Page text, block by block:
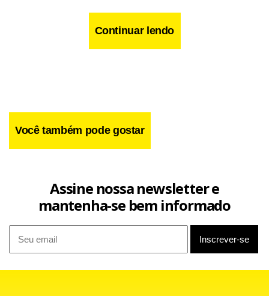
Se a proposta for aprovada, a empresa se compromete a
Continuar lendo
Você também pode gostar
Assine nossa newsletter e
mantenha-se bem informado